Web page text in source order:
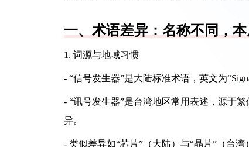
一、术语差异：名称不同，本
1. 词源与地域习惯
- “信号发生器”是大陆标准术语，英文为
- “讯号发生器”是台湾地区常用表述，源于
异。
- 类似差异如“芯片”（大陆）与“晶片”（台湾